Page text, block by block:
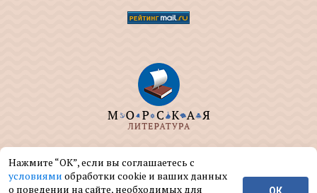
ООО "МОРКНИГА" занимается изданием и
реализацией книг на морскую тематику.
Нажмите “ОК”, если вы соглашаетесь с
условиями обработки cookie и ваших данных
о поведении на сайте, необходимых для
ОК